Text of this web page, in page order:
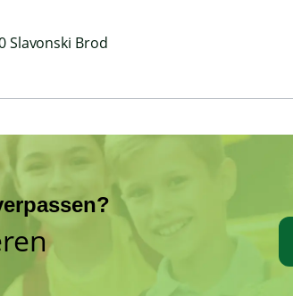
Slavonski Brod